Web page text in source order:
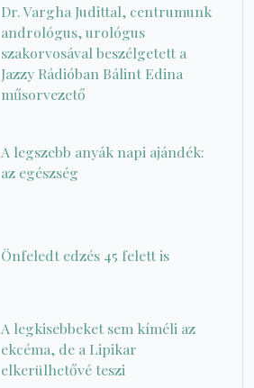
Dr. Vargha Judittal, centrumunk
andrológus, urológus
szakorvosával beszélgetett a
Jazzy Rádióban Bálint Edina
műsorvezető
A legszebb anyák napi ajándék:
az egészség
Önfeledt edzés 45 felett is
A legkisebbeket sem kíméli az
ekcéma, de a Lipikar
elkerülhetővé teszi